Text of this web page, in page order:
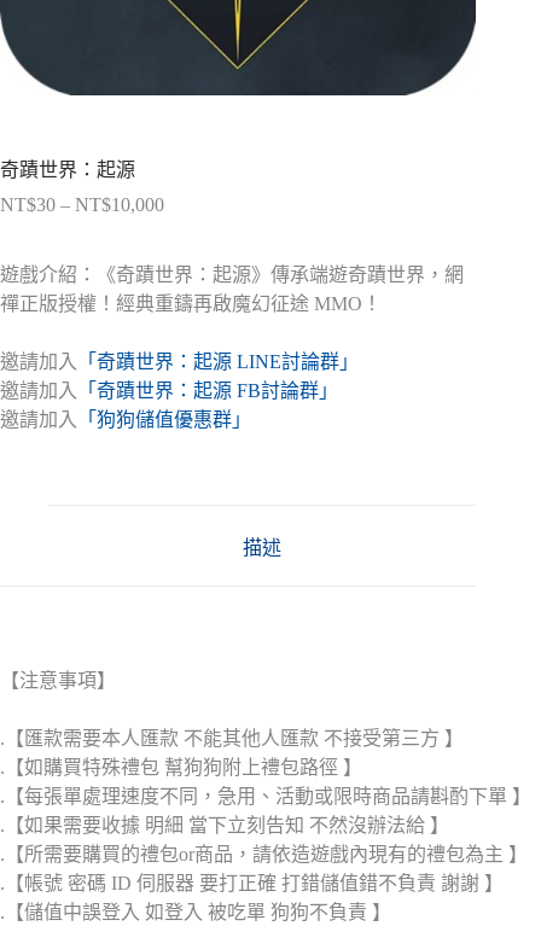
奇蹟世界：起源
NT$30 – NT$10,000價
範
圍：
NT$30
NT$10,000
遊戲介紹：《奇蹟世界：起源》傳承端遊奇蹟世界，網
禪正版授權！經典重鑄再啟魔幻征途 MMO！
邀請加入
「奇蹟世界：起源 LINE討論群」
邀請加入
「奇蹟世界：起源 FB討論群」
邀請加入
「狗狗儲值優惠群」
描述
【注意事項】
.【匯款需要本人匯款 不能其他人匯款 不接受第三方 】
.【如購買特殊禮包 幫狗狗附上禮包路徑 】
.【每張單處理速度不同，急用、活動或限時商品請斟酌下單 】
.【如果需要收據 明細 當下立刻告知 不然沒辦法給 】
.【所需要購買的禮包or商品，請依造遊戲內現有的禮包為主 】
.【帳號 密碼 ID 伺服器 要打正確 打錯儲值錯不負責 謝謝 】
.【儲值中誤登入 如登入 被吃單 狗狗不負責 】